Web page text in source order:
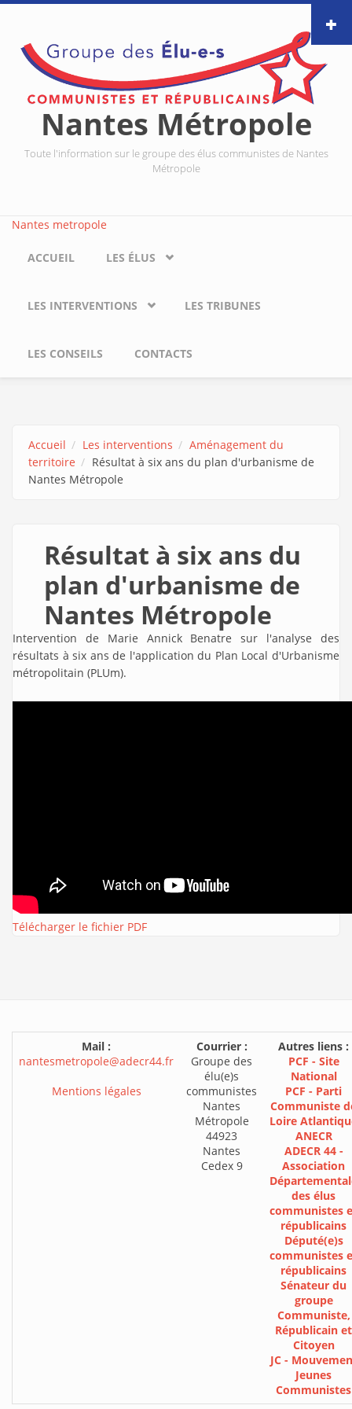
Aller au contenu principal
Nantes Métropole
Toute l'information sur le groupe des élus communistes de Nantes
Métropole
Nantes metropole
ACCUEIL LES ÉLUS
LES INTERVENTIONS LES TRIBUNES
LES CONSEILS CONTACTS
Accueil Les interventions
Aménagement du
territoire
Résultat à six ans du plan d'urbanisme de
Nantes Métropole
Résultat à six ans du
plan d'urbanisme de
Nantes Métropole
Intervention de Marie Annick Benatre sur l'analyse des
résultats à six ans de l'application du Plan Local d'Urbanisme
métropolitain (PLUm).
Télécharger le fichier PDF
Mail :
nantesmetropole@adecr44.fr
Mentions légales
Courrier :
Groupe des
élu(e)s
communistes
Nantes
Métropole
44923
Nantes
Cedex 9
Autres liens :
PCF - Site
National
PCF - Parti
Communiste
Loire
ANECR
ADECR 44 -
Association
des élus
communistes
républicains
Député(e)s
communistes
républicains
Sénateur du
groupe
Communiste,
Républicain et
Citoyen
JC -
Jeunes
Communistes